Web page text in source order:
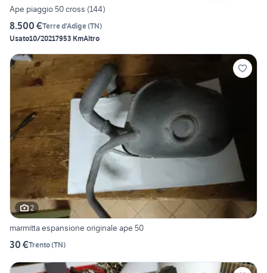
Ape piaggio 50 cross (144)
8.500 €Terre d'Adige(TN)
Usato10/20217953 KmAltro
2
marmitta espansione originale ape 50
30 €Trento(TN)